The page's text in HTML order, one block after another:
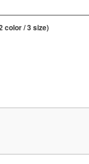
color / 3 size)